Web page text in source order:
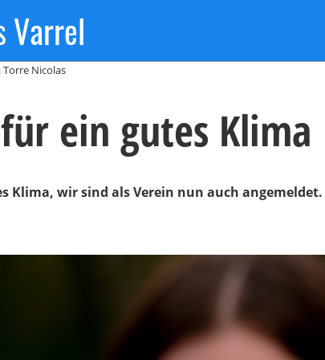
Varrel
Torre Nicolas
ein gutes Klima
Klima, wir sind als Verein nun auch angemeldet.